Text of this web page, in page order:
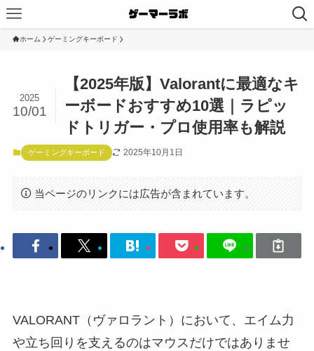
ホーム ゲーミングキーボード
【2025年版】Valorantに最適なキ
ーボードおすすめ10選｜ラピッ
ドトリガー・プロ使用率も解説
2025
10/01
ゲーミングキーボード 2025年10月1日
当ページのリンクには広告が含まれています。
VALORANT（ヴァロラント）において、エイム力
や立ち回りを支えるのはマウスだけではありませ